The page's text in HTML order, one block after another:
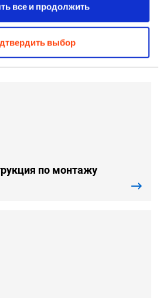
все и продолжить
выбор
DELTAALPINA
по монтажу